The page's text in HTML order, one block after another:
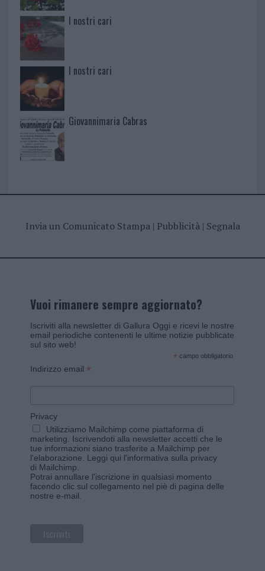
I nostri cari
I nostri cari
Giovannimaria Cabras
Invia un Comunicato Stampa| Pubblicità| Segnala
Vuoi rimanere sempre aggiornato?
Iscriviti alla newsletter di Gallura Oggi e ricevi le nostre
email periodiche contenenti le ultime notizie pubblicate
sul sito web!
* campo obbligatorio
Indirizzo email *
Privacy
Utilizziamo Mailchimp come piattaforma di
marketing. Iscrivendoti alla newsletter accetti che le
tue informazioni siano trasferite a Mailchimp per
l'elaborazione. Leggi qui l'informativa sulla privacy
di Mailchimp
Potrai annullare l'iscrizione in qualsiasi momento
facendo clic sul collegamento nel piè di pagina delle
nostre e-mail.